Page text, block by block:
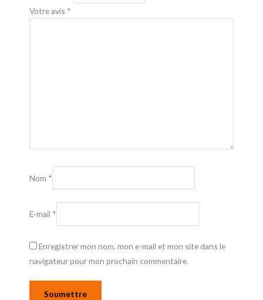
Votre avis *
Nom *
E-mail *
Enregistrer mon nom, mon e-mail et mon site dans le
navigateur pour mon prochain commentaire.